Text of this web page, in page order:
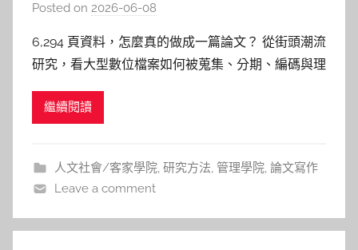
Posted on 2026-06-08
柯
文
6,294 頁資料，怎麼真的做成一篇論文？ 從街頭潮流
研究，看大型數位檔案如何被蒐集、分期、編碼與理
不夠；資料庫查了一輪又一輪，關鍵字改了好幾版，
報、研究報告，能下
繼續閱讀
人文社會/客家學院, 研究方法 管理學院, 論文寫作
Leave a comment